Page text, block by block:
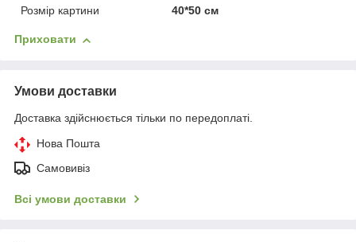
Розмір картини 40*50 см
Приховати
Умови доставки
Доставка здійснюється тільки по передоплаті.
Нова Пошта
Самовивіз
Всі умови доставки